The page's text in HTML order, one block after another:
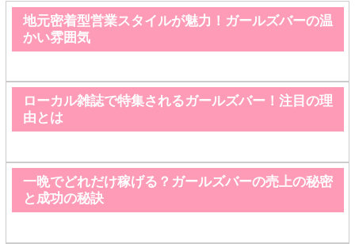
地元密着型営業スタイルが魅力！ガールズバーの温
かい雰囲気
ローカル雑誌で特集されるガールズバー！注目の理
由とは
一晩でどれだけ稼げる？ガールズバーの売上の秘密
と成功の秘訣